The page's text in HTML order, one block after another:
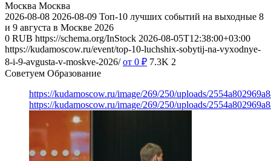
Москва Москва
2026-08-08 2026-08-09 Топ-10 лучших событий на выходные 8
и 9 августа в Москве 2026
0 RUB https://schema.org/InStock 2026-08-05T12:38:00+03:00
https://kudamoscow.ru/event/top-10-luchshix-sobytij-na-vyxodnye-
8-i-9-avgusta-v-moskve-2026/ от 0 ₽ 7.3K 2
Советуем Образование
https://kudamoscow.ru/image/269/250/uploads/
https://kudamoscow.ru/image/269/250/uploads/